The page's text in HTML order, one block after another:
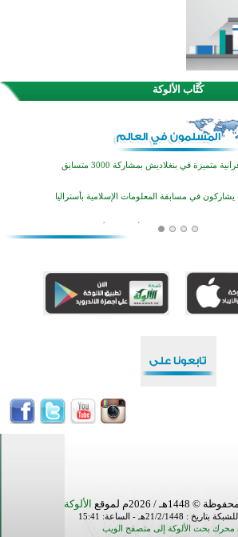
كُتَّاب الألوكة
لمسابقة حفظ وتلاوة القرآن الكريم في أزناكاييف
تعليميا لتعزيز القيم وبناء الشخصية للشباب المسلمين
متميزة في بنغلاديش بمشاركة 3000 متسابق
مسجد في بلييفليا بالجبل الأسود منذ أكثر من قرن
أستراليا يفتتح أبوابه بعد سنوات من العمل والعطاء
متميزة في بنغلاديش بمشاركة 3000 متسابق
/ 2026م لموقع الألوكة
: 21/2/1448هـ - الساعة: 15:41
بحث الألوكة إلى متصفح الويب